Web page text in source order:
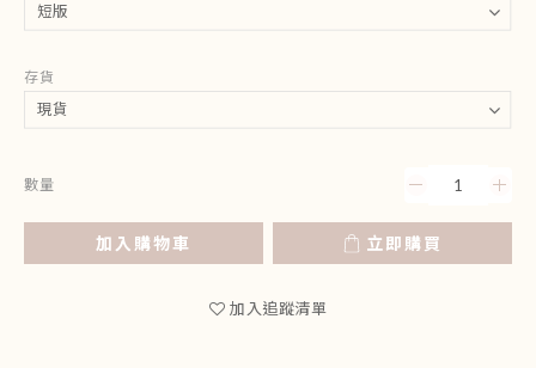
存貨
數量
加入購物車 立即購買
加入追蹤清單